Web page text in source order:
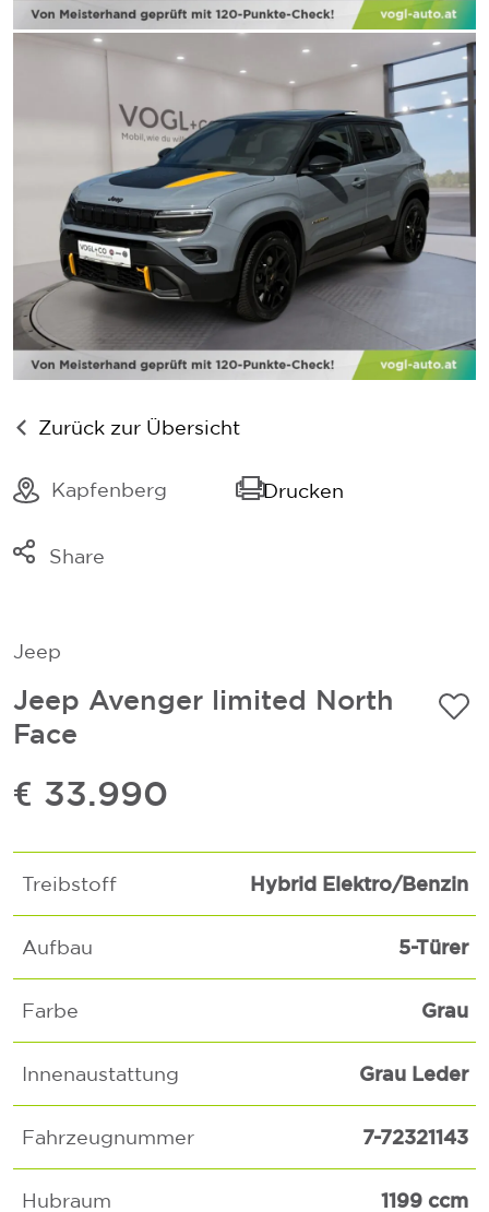
Zurück zur Übersicht
Kapfenberg Drucken
Share
Jeep
Jeep Avenger limited North
Face
€ 33.990
Treibstoff Hybrid Elektro/Benzin
Aufbau 5-Türer
Farbe Grau
Innenaustattung Grau Leder
Fahrzeugnummer 7-72321143
Hubraum 1199 ccm